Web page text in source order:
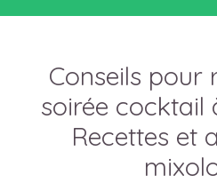
Conseils pour
soirée cocktail
Recettes et